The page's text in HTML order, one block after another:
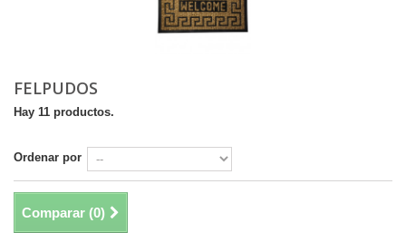
FELPUDOS
Hay 11 productos.
Ordenar por
Comparar (0)